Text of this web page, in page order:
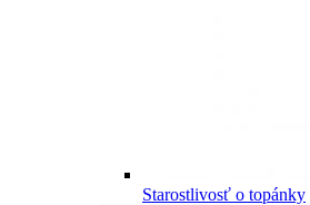
Starostlivosť o topánky